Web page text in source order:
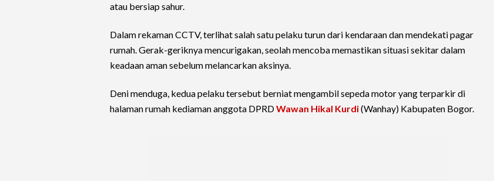
atau bersiap sahur.
Dalam rekaman CCTV, terlihat salah satu pelaku turun dari kendaraan dan mendekati pagar
rumah. Gerak-geriknya mencurigakan, seolah mencoba memastikan situasi sekitar dalam
keadaan aman sebelum melancarkan aksinya.
Deni menduga, kedua pelaku tersebut berniat mengambil sepeda motor yang terparkir di
halaman rumah kediaman anggota DPRDWawan Hikal Kurdi(Wanhay) Kabupaten Bogor.